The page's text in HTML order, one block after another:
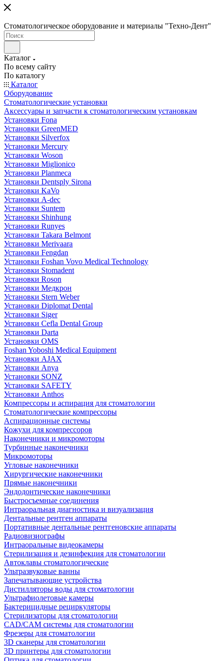
Стоматологическое оборудование и материалы "Техно-Дент"
Каталог
По всему сайту
По каталогу
Каталог
Оборудование
Стоматологические установки
Аксессуары и запчасти к стоматологическим установкам
Установки Fona
Установки GreenMED
Установки Silverfox
Установки Mercury
Установки Woson
Установки Miglionico
Установки Planmeca
Установки Dentsply Sirona
Установки KaVo
Установки A-dec
Установки Suntem
Установки Shinhung
Установки Runyes
Установки Takara Belmont
Установки Merivaara
Установки Fengdan
Установки Foshan Vovo Medical Technology
Установки Stomadent
Установки Roson
Установки Медкрон
Установки Stern Weber
Установки Diplomat Dental
Установки Siger
Установки Cefla Dental Group
Установки Darta
Установки OMS
Foshan Yoboshi Medical Equipment
Установки AJAX
Установки Anya
Установки SONZ
Установки SAFETY
Установки Anthos
Компрессоры и аспирация для стоматологии
Стоматологические компрессоры
Аспирационные системы
Кожухи для компрессоров
Наконечники и микромоторы
Турбинные наконечники
Микромоторы
Угловые наконечники
Хирургические наконечники
Прямые наконечники
Эндодонтические наконечники
Быстросъемные соединения
Интраоральная диагностика и визуализация
Дентальные рентген аппараты
Портативные дентальные рентгеновские аппараты
Радиовизиографы
Интраоральные видеокамеры
Стерилизация и дезинфекция для стоматологии
Автоклавы стоматологические
Ультразвуковые ванны
Запечатывающие устройства
Дистилляторы воды для стоматологии
Ультрафиолетовые камеры
Бактерицидные рециркуляторы
Стерилизаторы для стоматологии
CAD/CAM системы для стоматологии
Фрезеры для стоматологии
3D cканеры для стоматологии
3D принтеры для стоматологии